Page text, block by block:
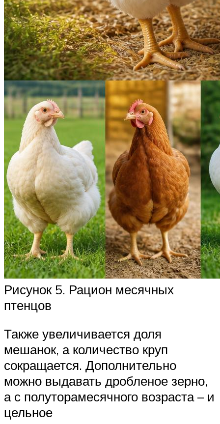
Рисунок 5. Рацион месячных
птенцов
Также увеличивается доля
мешанок, а количество круп
сокращается. Дополнительно
можно выдавать дробленое зерно,
а с полуторамесячного возраста – и
цельное